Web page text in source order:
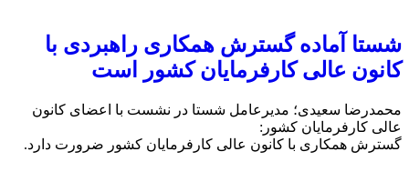
شستا آماده گسترش همکاری راهبردی با
کانون عالی کارفرمایان کشور است
محمدرضا سعیدی؛ مدیرعامل شستا در نشست با اعضای کانون
عالی کارفرمایان کشور:
گسترش همکاری با کانون عالی کارفرمایان کشور ضرورت دارد.